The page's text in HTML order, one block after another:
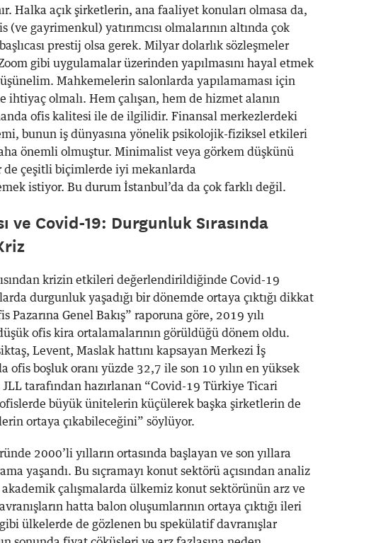
Halka açık şirketlerin, ana faaliyet konuları olmasa da,
(ve gayrimenkul) yatırımcısı olmalarının altında çok
prestij olsa gerek. Milyar dolarlık sözleşmeler
gibi uygulamalar üzerinden yapılmasını hayal etmek
Mahkemelerin salonlarda yapılamaması için
ihtiyaç olmalı. Hem çalışan, hem de hizmet alanın
ofis kalitesi ile de ilgilidir. Finansal merkezlerdeki
bunun iş dünyasına yönelik psikolojik-fiziksel etkileri
önemli olmuştur. Minimalist veya görkem düşkünü
çeşitli biçimlerde iyi mekanlarda
istiyor. Bu durum İstanbul’da da çok farklı değil.
ve Covid-19: Durgunluk Sırasında
krizin etkileri değerlendirildiğinde Covid-19
durgunluk yaşadığı bir dönemde ortaya çıktığı dikkat
Pazarına Genel Bakış” raporuna göre, 2019 yılı
ofis kira ortalamalarının görüldüğü dönem oldu.
Levent, Maslak hattını kapsayan Merkezi İş
ofis boşluk oranı yüzde 32,7 ile son 10 yılın en yüksek
tarafından hazırlanan “Covid-19 Türkiye Ticari
büyük ünitelerin küçülerek başka şirketlerin de
ortaya çıkabileceğini” söylüyor.
2000’li yılların ortasında başlayan ve son yıllara
yaşandı. Bu sıçramayı konut sektörü açısından analiz
çalışmalarda ülkemiz konut sektörünün arz ve
hatta balon oluşumlarının ortaya çıktığı ileri
ülkelerde de gözlenen bu spekülatif davranışlar